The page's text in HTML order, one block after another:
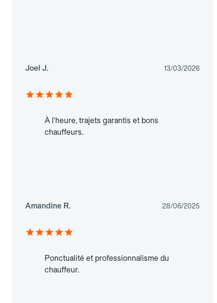
Joel J. 13/03/2026
À l'heure, trajets garantis et bons
chauffeurs.
Amandine R. 28/06/2025
Ponctualité et professionnalisme du
chauffeur.